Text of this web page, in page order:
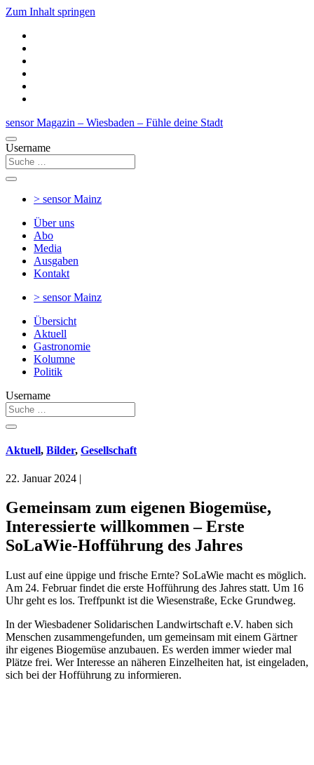
Zum Inhalt springen
sensor Magazin – Wiesbaden – Fühle deine Stadt
Username
> sensorMainz
Über uns
Abo
Media
Ausgaben
Kontakt
> sensorMainz
Übersicht
Aktuell
Gastronomie
Kolumne
Politik
Username
Aktuell, Bilder, Gesellschaft
22. Januar 2024 |
Gemeinsam zum eigenen Biogemüse,
Interessierte willkommen – Erste
SoLaWie-Hofführung des Jahres
Lust auf eine üppige und frische Ernte? SoLaWie macht es möglich.
Am 24. Februar findet die erste Hofführung des Jahres statt. Um 16
Uhr geht es los. Treffpunkt ist die Wiesenstraße, Ecke Grundweg.
In der Wiesbadener Solidarischen Landwirtschaft e.V. haben sich
Menschen zusammengefunden, um gemeinsam mit einem Gärtner
ihr eigenes Biogemüse anzubauen. Es werden immer wieder mal
Plätze frei. Wer Interesse an näheren Einzelheiten hat, ist eingeladen,
sich bei der Hofführung zu informieren.